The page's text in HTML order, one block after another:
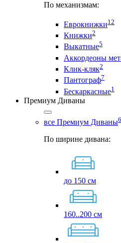
По механизмам:
Еврокнижки12
Книжки2
Выкатные5
Аккордеоны
Клик-кляк2
Пантограф7
Бескаркасные1
Премиум Диваны
все Премиум Диваны
По ширине дивана:
до 150 см
160..200 см